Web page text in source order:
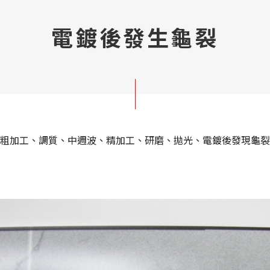
電鍍後發生龜裂
加工、調質、中週波、精加工、研磨、拋光、電鍍後發現龜